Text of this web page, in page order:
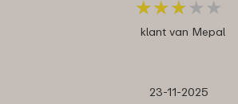
★★★ ★ ★
★★★ ★ ★
klant van Mepal
23-11-2025